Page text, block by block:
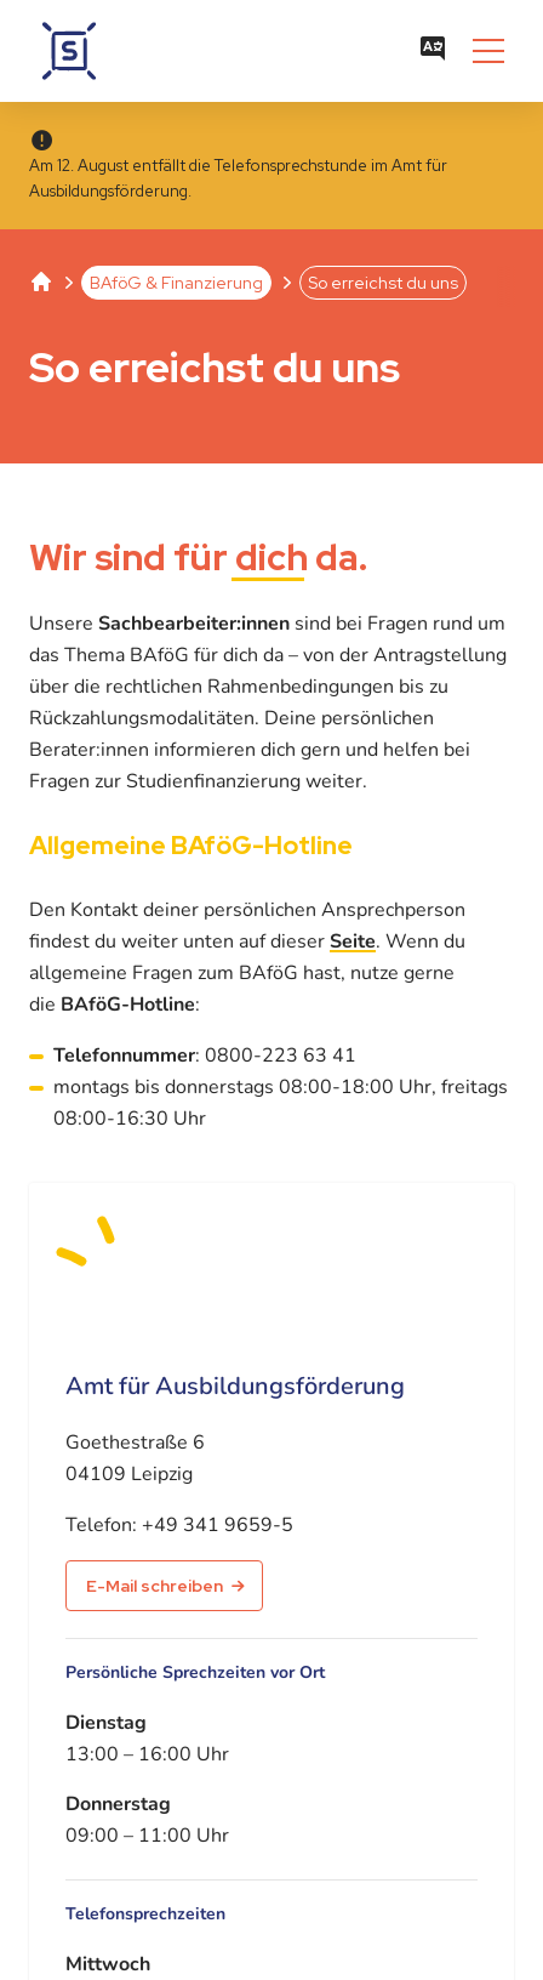
Am 12. August entfällt die Telefonsprechstunde im Amt für
Ausbildungsförderung.
Studentenwerk Leipzig
SeparatorBAföG & Finanzierung
Separator So erreichst du uns
So erreichst du uns
Wir sind für dich da.
Unsere Sachbearbeiter:innen sind bei Fragen rund um
das Thema BAföG für dich da – von der Antragstellung
über die rechtlichen Rahmenbedingungen bis zu
Rückzahlungsmodalitäten. Deine persönlichen
Berater:innen informieren dich gern und helfen bei
Fragen zur Studienfinanzierung weiter.
Allgemeine BAföG-Hotline
Den Kontakt deiner persönlichen Ansprechperson
findest du weiter unten auf dieserSeite. Wenn du
allgemeine Fragen zum BAföG hast, nutze gerne
die BAföG-Hotline:
Telefonnummer: 0800-223 63 41
montags bis donnerstags 08:00-18:00 Uhr, freitags
08:00-16:30 Uhr
Amt für Ausbildungsförderung
Goethestraße 6
04109 Leipzig
Telefon: +49 341 9659-5
E-Mail schreiben
Persönliche Sprechzeiten vor Ort
Dienstag
13:00 – 16:00 Uhr
Donnerstag
09:00 – 11:00 Uhr
Telefonsprechzeiten
Mittwoch